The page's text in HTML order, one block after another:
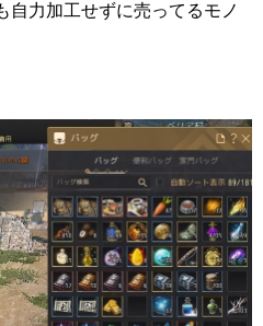
自力加工せずに売ってるモノ